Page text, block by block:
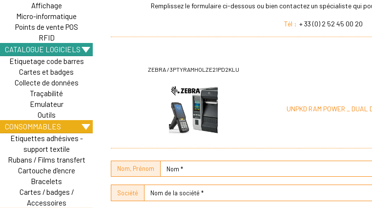
Affichage
Micro-informatique
Points de vente POS
RFID
CATALOGUE LOGICIELS
Etiquetage code barres
Cartes et badges
Collecte de données
Traçabilité
Emulateur
Outils
CONSOMMABLES
Etiquettes adhésives -
support textile
Rubans / Films transfert
Cartouche d'encre
Bracelets
Cartes / badges /
Accessoires
Remplissez le formulaire ci-dessous ou bien contactez un spécialiste qui
Tél : + 33 (0) 2 52 45 00 20
ZEBRA / 3PTYRAMHOLZE21PD2KLU
UNPKD RAM POWER _ DUAL
Nom, Prénom
Société